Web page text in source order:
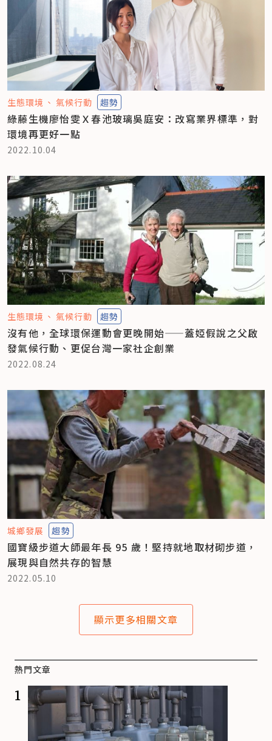
生態環境 氣候行動 趨勢
綠藤生機廖怡雯Ｘ春池玻璃吳庭安：改寫業界標準，對
環境再更好一點
2022.10.04
生態環境 氣候行動 趨勢
沒有他，全球環保運動會更晚開始——蓋婭假說之父啟
發氣候行動、更促台灣一家社企創業
2022.08.24
城鄉發展 趨勢
國寶級步道大師最年長 95 歲！堅持就地取材砌步道，
展現與自然共存的智慧
2022.05.10
顯示更多相關文章
熱門文章
1